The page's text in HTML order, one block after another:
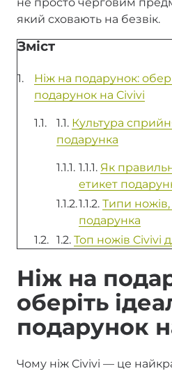
який сховають на безвік.
Зміст
Ніж на подарунок:
подарунок на Civivi
1.1. Культура
подарунка
1.1.1. Як
етикет
1.1.2. Типи ножів,
подарунка
1.2. Топ ножів Civivi
Ніж на
оберіть
подарунок
Чому ніж Civivi — це